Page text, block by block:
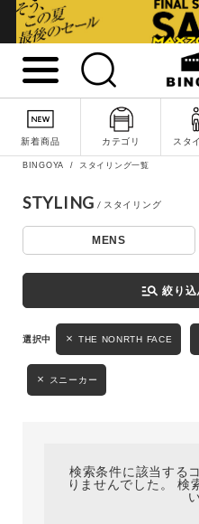
新着商品 カテゴリ スタ
キーワード
性別
MENS
BINGOYA スタイリング一覧
STYLING
MENS
manage_search 絞り込
THE NONRTH FACE
スニーカー
検索条件に該当する
りませんでした。 検